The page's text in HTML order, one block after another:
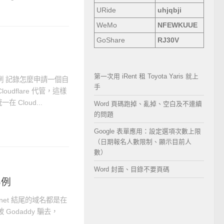
記錄怎麼申請一個自
代管，這樣
在 Cloud...
結尾的域名都是在
Godaddy 騙去，
URide
uhjqbji
WeMo
NFEWKUUE
GoShare
RJ30V
第一次用 iRent 租 Toyota Yaris 就上
手
Word 頁碼跑掉、亂掉、空白及不連續
的問題
Google 表單應用：設定選項次數上限
（日期報名人數限制、顯示目前人
數）
Word 封面、目錄不要頁碼